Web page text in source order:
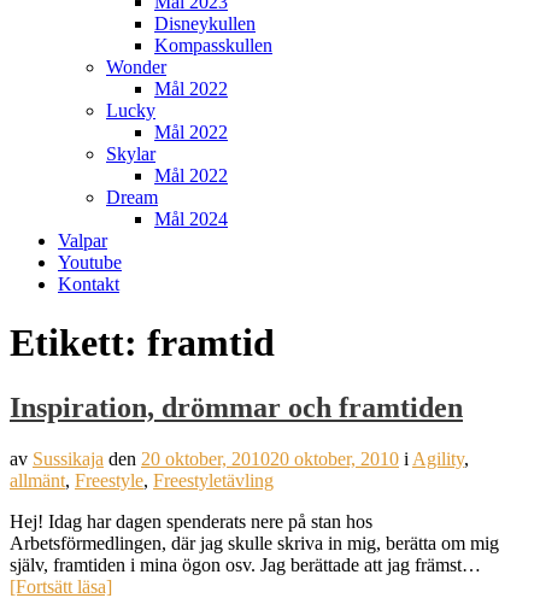
Disneykullen
Kompasskullen
Wonder
Mål 2022
Lucky
Mål 2022
Skylar
Mål 2022
Dream
Mål 2024
Valpar
Youtube
Kontakt
Etikett: framtid
Inspiration, drömmar och framtiden
av Sussikaja den 20 oktober, 201020 oktober, 2010 i Agility,
allmänt, Freestyle, Freestyletävling
Hej! Idag har dagen spenderats nere på stan hos
Arbetsförmedlingen, där jag skulle skriva in mig, berätta om mig
själv, framtiden i mina ögon osv. Jag berättade att jag främst…
[Fortsätt läsa]